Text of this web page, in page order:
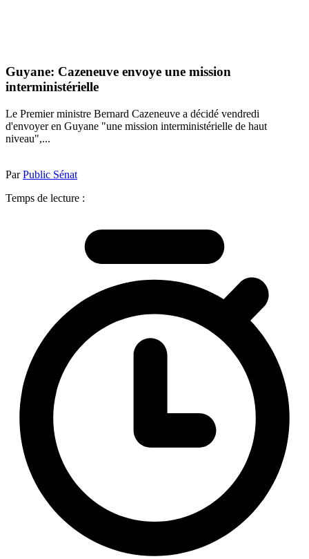
Guyane: Cazeneuve envoye une mission
interministérielle
Le Premier ministre Bernard Cazeneuve a décidé vendredi
d'envoyer en Guyane "une mission interministérielle de haut
niveau",...
ParPublic Sénat
Temps de lecture :